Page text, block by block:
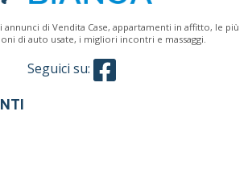
annunci di Vendita Case, appartamenti in affitto, le più
di auto usate, i migliori incontri e massaggi.
Seguici su: